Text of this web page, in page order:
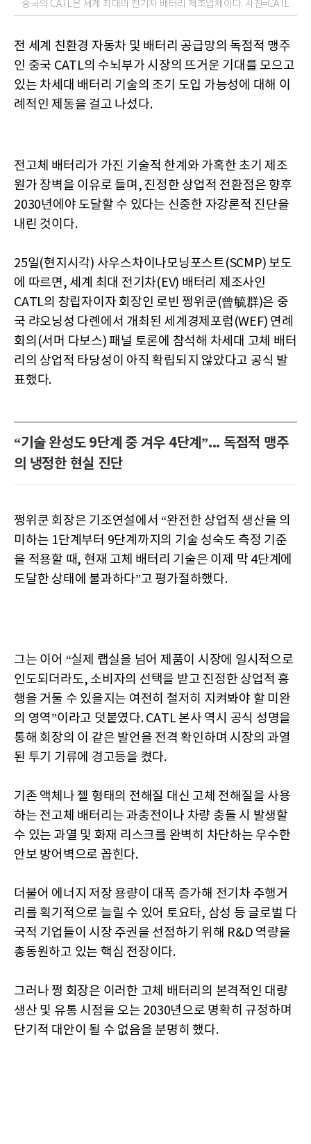
중국의 CATL은 세계 최대의 전기차 배터리 제조업체이다. 사진=CATL
전 세계 친환경 자동차 및 배터리 공급망의 독점적 맹주
인 중국 CATL의 수뇌부가 시장의 뜨거운 기대를 모으고
있는 차세대 배터리 기술의 조기 도입 가능성에 대해 이
례적인 제동을 걸고 나섰다.
전고체 배터리가 가진 기술적 한계와 가혹한 초기 제조
원가 장벽을 이유로 들며, 진정한 상업적 전환점은 향후
2030년에야 도달할 수 있다는 신중한 자강론적 진단을
내린 것이다.
25일(현지시각) 사우스차이나모닝포스트(SCMP) 보도
에 따르면, 세계 최대 전기차(EV) 배터리 제조사인
CATL의 창립자이자 회장인 로빈 쩡위쿤(曾毓群)은 중
국 랴오닝성 다롄에서 개최된 세계경제포럼(WEF) 연례
회의(서머 다보스) 패널 토론에 참석해 차세대 고체 배터
리의 상업적 타당성이 아직 확립되지 않았다고 공식 발
표했다.
“기술 완성도 9단계 중 겨우 4단계”... 독점적 맹주
의 냉정한 현실 진단
쩡위쿤 회장은 기조연설에서 “완전한 상업적 생산을 의
미하는 1단계부터 9단계까지의 기술 성숙도 측정 기준
을 적용할 때, 현재 고체 배터리 기술은 이제 막 4단계에
도달한 상태에 불과하다”고 평가절하했다.
그는 이어 “실제 랩실을 넘어 제품이 시장에 일시적으로
인도되더라도, 소비자의 선택을 받고 진정한 상업적 흥
행을 거둘 수 있을지는 여전히 철저히 지켜봐야 할 미완
의 영역”이라고 덧붙였다. CATL 본사 역시 공식 성명을
통해 회장의 이 같은 발언을 전격 확인하며 시장의 과열
된 투기 기류에 경고등을 켰다.
기존 액체나 젤 형태의 전해질 대신 고체 전해질을 사용
하는 전고체 배터리는 과충전이나 차량 충돌 시 발생할
수 있는 과열 및 화재 리스크를 완벽히 차단하는 우수한
안보 방어벽으로 꼽힌다.
더불어 에너지 저장 용량이 대폭 증가해 전기차 주행거
리를 획기적으로 늘릴 수 있어 토요타, 삼성 등 글로벌 다
국적 기업들이 시장 주권을 선점하기 위해 R&D 역량을
총동원하고 있는 핵심 전장이다.
그러나 쩡 회장은 이러한 고체 배터리의 본격적인 대량
생산 및 유통 시점을 오는 2030년으로 명확히 규정하며
단기적 대안이 될 수 없음을 분명히 했다.